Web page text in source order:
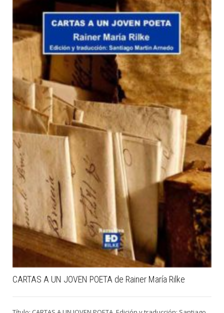
CARTAS A UN JOVEN POETA de Rainer María Rilke